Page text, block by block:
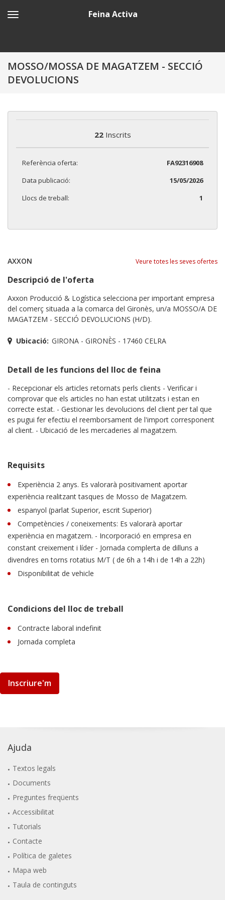
Feina Activa
MOSSO/MOSSA DE MAGATZEM - SECCIÓ
DEVOLUCIONS
22Inscrits
Referència oferta:
FA92316908
Data publicació:
15/05/2026
Llocs de treball:
1
AXXON Veure totes les seves ofertes
Descripció de l'oferta
Axxon Producció & Logística selecciona per important empresa
del comerç situada a la comarca del Gironès, un/a MOSSO/A DE
MAGATZEM - SECCIÓ DEVOLUCIONS (H/D).
Ubicació: GIRONA - GIRONÈS - 17460 CELRA
Detall de les funcions del lloc de feina
- Recepcionar els articles retornats perls clients - Verificar i
comprovar que els articles no han estat utilitzats i estan en
correcte estat. - Gestionar les devolucions del client per tal que
es pugui fer efectiu el reemborsament de l'import corresponent
al client. - Ubicació de les mercaderies al magatzem.
Requisits
Experiència 2 anys. Es valorarà positivament aportar
experiència realitzant tasques de Mosso de Magatzem.
espanyol (parlat Superior, escrit Superior)
Competències / coneixements: Es valorarà aportar
experiència en magatzem. - Incorporació en empresa en
constant creixement i líder - Jornada complerta de dilluns a
divendres en torns rotatius M/T ( de 6h a 14h i de 14h a 22h)
Disponibilitat de vehicle
Condicions del lloc de treball
Contracte laboral indefinit
Jornada completa
Inscriure'm
Ajuda
Textos legals
Documents
Preguntes freqüents
Accessibilitat
Tutorials
Contacte
Política de galetes
Mapa web
Taula de continguts